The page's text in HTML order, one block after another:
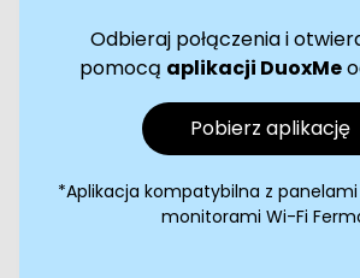
Odbieraj połączenia i
pomocą aplikacji DuoxMe
Pobierz aplikację
*Aplikacja kompatybilna z panelami
monitorami Wi-Fi